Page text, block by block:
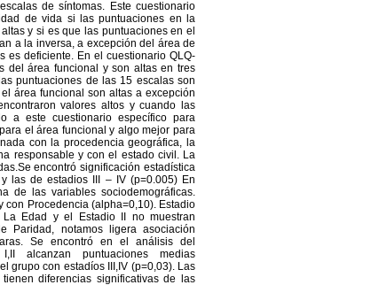
de síntomas. Este cuestionario
de vida si las puntuaciones en la
y si es que las puntuaciones en el
a la inversa, a excepción del área de
es deficiente. En el cuestionario QLQ-
del área funcional y son altas en tres
puntuaciones de las 15 escalas son
área funcional son altas a excepción
valores altos y cuando las
a este cuestionario específico para
el área funcional y algo mejor para
con la procedencia geográfica, la
responsable y con el estado civil. La
encontró significación estadística
las de estadios III – IV (p=0.005) En
de las variables sociodemográficas.
con Procedencia (alpha=0,10). Estadio
La Edad y el Estadio II no muestran
Paridad, notamos ligera asociación
Se encontró en el análisis del
alcanzan puntuaciones medias
grupo con estadíos III,IV (p=0,03). Las
diferencias significativas de las